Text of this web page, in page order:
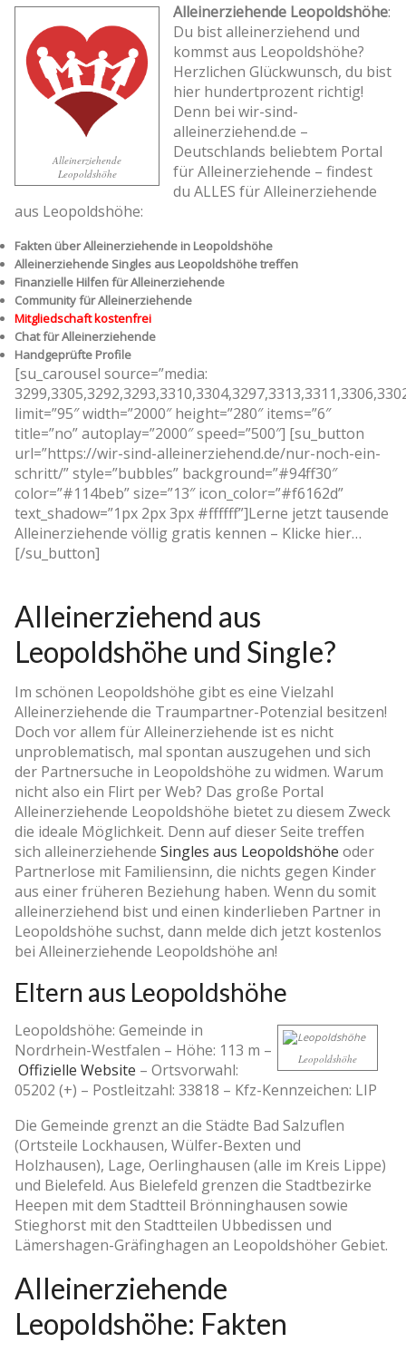
Alleinerziehende
Leopoldshöhe
Alleinerziehende Leopoldshöhe:
Du bist alleinerziehend und
kommst aus Leopoldshöhe?
Herzlichen Glückwunsch, du bist
hier hundertprozent richtig!
Denn bei wir-sind-
alleinerziehend.de –
Deutschlands beliebtem Portal
für Alleinerziehende – findest
du ALLES für Alleinerziehende
aus Leopoldshöhe:
Fakten über Alleinerziehende in Leopoldshöhe
Alleinerziehende Singles aus Leopoldshöhe treffen
Finanzielle Hilfen für Alleinerziehende
Community für Alleinerziehende
Mitgliedschaft kostenfrei
Chat für Alleinerziehende
Handgeprüfte Profile
[su_carousel source=”media:
limit=”95″ width=”2000″ height=”280″ items=”6″
title=”no” autoplay=”2000″ speed=”500″] [su_button
url=”https://wir-sind-alleinerziehend.de/nur-noch-ein-
schritt/” style=”bubbles” background=”#94ff30″
color=”#114beb” size=”13″ icon_color=”#f6162d”
text_shadow=”1px 2px 3px #ffffff”]Lerne jetzt tausende
Alleinerziehende völlig gratis kennen – Klicke hier…
[/su_button]
Alleinerziehend aus
Leopoldshöhe und Single?
Im schönen Leopoldshöhe gibt es eine Vielzahl
Alleinerziehende die Traumpartner-Potenzial besitzen!
Doch vor allem für Alleinerziehende ist es nicht
unproblematisch, mal spontan auszugehen und sich
der Partnersuche in Leopoldshöhe zu widmen. Warum
nicht also ein Flirt per Web? Das große Portal
Alleinerziehende Leopoldshöhe bietet zu diesem Zweck
die ideale Möglichkeit. Denn auf dieser Seite treffen
sich alleinerziehende Singles aus Leopoldshöhe oder
Partnerlose mit Familiensinn, die nichts gegen Kinder
aus einer früheren Beziehung haben. Wenn du somit
alleinerziehend bist und einen kinderlieben Partner in
Leopoldshöhe suchst, dann melde dich jetzt kostenlos
bei Alleinerziehende Leopoldshöhe an!
Eltern aus Leopoldshöhe
Leopoldshöhe
Leopoldshöhe: Gemeinde in
Nordrhein-Westfalen – Höhe: 113 m –
Offizielle Website – Ortsvorwahl:
05202 (+) – Postleitzahl: 33818 – Kfz-Kennzeichen: LIP
Die Gemeinde grenzt an die Städte Bad Salzuflen
(Ortsteile Lockhausen, Wülfer-Bexten und
Holzhausen), Lage, Oerlinghausen (alle im Kreis Lippe)
und Bielefeld. Aus Bielefeld grenzen die Stadtbezirke
Heepen mit dem Stadtteil Brönninghausen sowie
Stieghorst mit den Stadtteilen Ubbedissen und
Lämershagen-Gräfinghagen an Leopoldshöher Gebiet.
Alleinerziehende
Leopoldshöhe: Fakten